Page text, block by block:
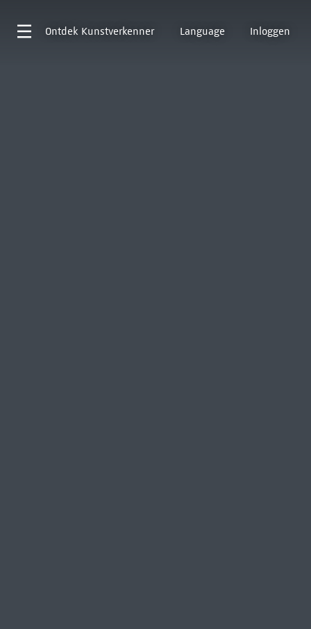
Ontdek Kunstverkenner Language Inloggen